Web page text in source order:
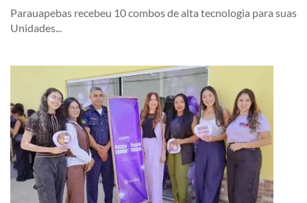
Parauapebas recebeu 10 combos de alta tecnologia para suas
Unidades...